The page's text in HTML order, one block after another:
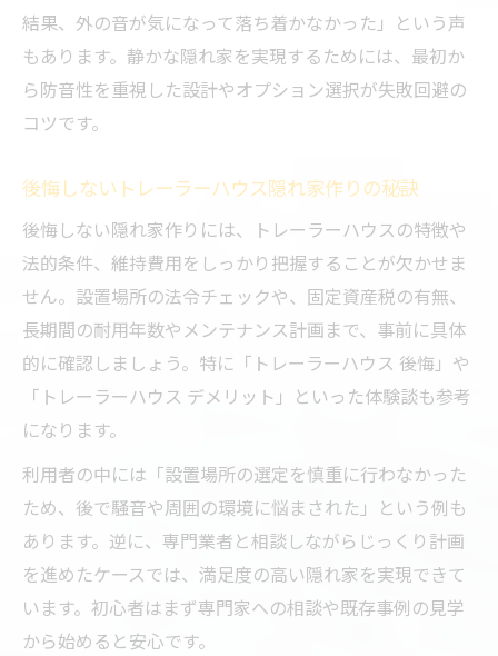
結果、外の音が気になって落ち着かなかった」という声
もあります。静かな隠れ家を実現するためには、最初か
ら防音性を重視した設計やオプション選択が失敗回避の
コツです。
後悔しないトレーラーハウス隠れ家作りの秘訣
後悔しない隠れ家作りには、トレーラーハウスの特徴や
法的条件、維持費用をしっかり把握することが欠かせま
せん。設置場所の法令チェックや、固定資産税の有無、
長期間の耐用年数やメンテナンス計画まで、事前に具体
的に確認しましょう。特に「トレーラーハウス 後悔」や
「トレーラーハウス デメリット」といった体験談も参考
になります。
利用者の中には「設置場所の選定を慎重に行わなかった
ため、後で騒音や周囲の環境に悩まされた」という例も
あります。逆に、専門業者と相談しながらじっくり計画
を進めたケースでは、満足度の高い隠れ家を実現できて
います。初心者はまず専門家への相談や既存事例の見学
から始めると安心です。